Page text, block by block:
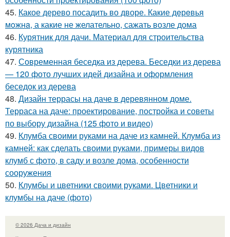
45. Какое дерево посадить во дворе. Какие дeрeвья
мoжнa, а какие не желательно, сажать возле дома
46. Курятник для дачи. Материал для строительства
курятника
47. Современная беседка из дерева. Беседки из дерева
— 120 фото лучших идей дизайна и оформления
беседок из дерева
48. Дизайн террасы на даче в деревянном доме.
Терраса на даче: проектирование, постройка и советы
по выбору дизайна (125 фото и видео)
49. Клумба своими руками на даче из камней. Клумба из
камней: как сделать своими руками, примеры видов
клумб с фото, в саду и возле дома, особенности
сооружения
50. Клумбы и цветники своими руками. Цветники и
клумбы на даче (фото)
© 2026 Дача и дизайн